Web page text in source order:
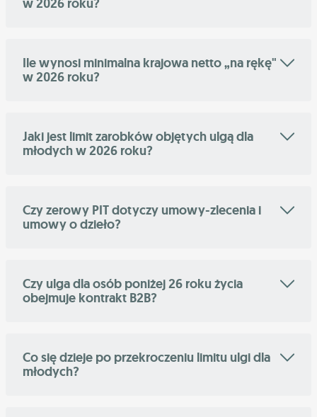
w 2026 roku?
Ile wynosi minimalna krajowa netto „na rękę"
w 2026 roku?
Jaki jest limit zarobków objętych ulgą dla
młodych w 2026 roku?
Czy zerowy PIT dotyczy umowy-zlecenia i
umowy o dzieło?
Czy ulga dla osób poniżej 26 roku życia
obejmuje kontrakt B2B?
Co się dzieje po przekroczeniu limitu ulgi dla
młodych?